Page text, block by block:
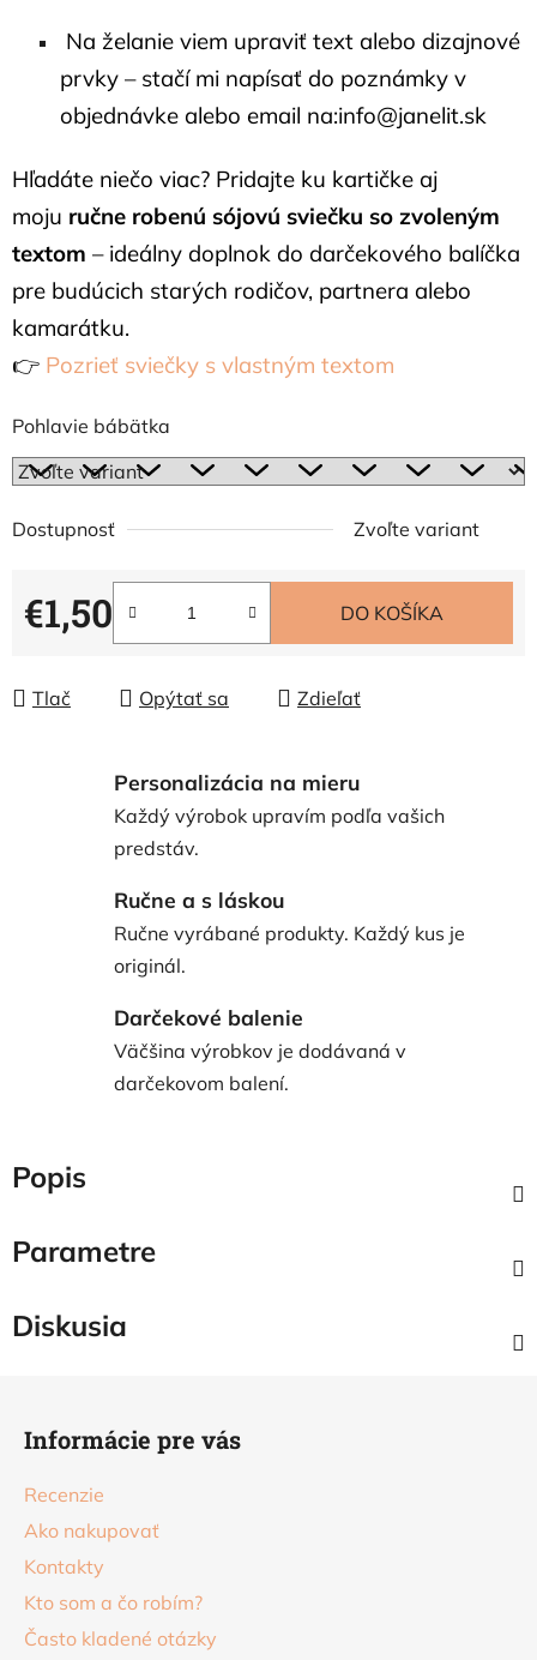
Na želanie viem upraviť text alebo dizajnové
prvky – stačí mi napísať do poznámky v
objednávke alebo email na:info@janelit.sk
Hľadáte niečo viac? Pridajte ku kartičke aj
moju ručne robenú sójovú sviečku so zvoleným
textom – ideálny doplnok do darčekového balíčka
pre budúcich starých rodičov, partnera alebo
kamarátku.
👉 Pozrieť sviečky s vlastným textom
Pohlavie bábätka
Dostupnosť Zvoľte variant
€1,50
Jednotková cena:
DO KOŠÍKA
Tlač Opýtať sa Zdieľať
Personalizácia na mieru
Každý výrobok upravím podľa vašich
predstáv.
Ručne a s láskou
Ručne vyrábané produkty. Každý kus je
originál.
Darčekové balenie
Väčšina výrobkov je dodávaná v
darčekovom balení.
Popis
Parametre
Diskusia
Informácie pre vás
Recenzie
Ako nakupovať
Kontakty
Kto som a čo robím?
Často kladené otázky